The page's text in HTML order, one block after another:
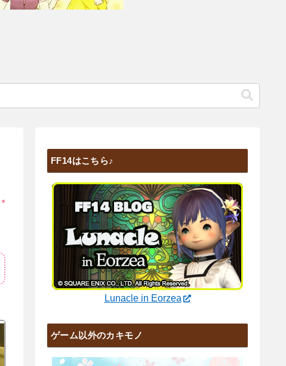
FF14はこちら♪
Lunacle in Eorzea
ゲーム以外のカキモノ